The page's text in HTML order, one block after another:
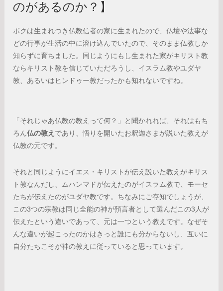
のがあるのか？】
ボクは生まれつき仏教信者の家に生まれたので、仏壇や法事な
どの行事が生活の中に溶け込んでいたので、そのまま仏教しか
知らずに育ちました。同じようにもし生まれた家がキリスト教
ならキリスト教を信じていただろうし、イスラム教やユダヤ
教、あるいはヒンドゥー教だったかも知れないですね。
「それじゃあ仏教の教えって何？」と聞かれれば、それはもち
ろん仏の教え であり、悟りを開いたお釈迦さまが説いた教えが
仏教の元です。
それと同じようにイエス・キリストが伝え説いた教えがキリス
ト教なんだし、ムハンマドが伝えたのがイスラム教で、モーセ
たちが伝えたのがユダヤ教です。ちなみにご存知でしょうが、
この3つの宗教は同じ全能の神が預言者として選んだこの3人が
伝えたという違いであって、元は一つという教えです。なぜそ
んな違いが起こったのかはきっと誰にも分からないし、互いに
自分たちこそが神の教えに従っていると思っています。